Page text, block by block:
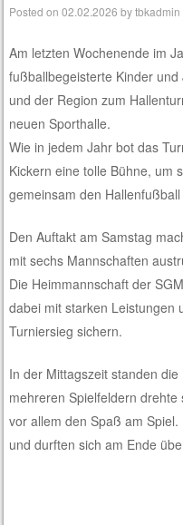
Posted on02.02.2026 bytbkadmin
Am letzten Wochenende im
fußballbegeisterte Kinder
und der Region zum
neuen Sporthalle.
Wie in jedem Jahr bot das
Kickern eine tolle Bühne, um
gemeinsam den
Den Auftakt am Samstag
mit sechs Mannschaften
Die Heimmannschaft der
dabei mit starken Leistungen
Turniersieg sichern.
In der Mittagszeit standen
mehreren Spielfeldern
vor allem den Spaß am
und durften sich am Ende